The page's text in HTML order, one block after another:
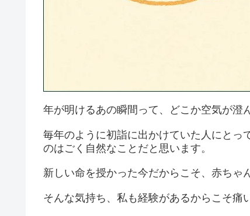
年が明けるあの瞬間って、どこか空気が澄
毎年のように初詣に出かけていた人にとっ
のはごく自然なことだと思います。
新しい命を授かった今だからこそ、赤ちゃ
そんな気持ち、私も経験があるからこそ痛